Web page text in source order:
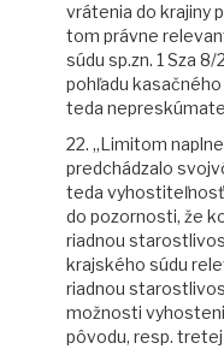
vrátenia do krajiny
tom právne
súdu sp.zn. 1 Sza
pohľadu
teda
22. „Limitom
predchádzalo
teda vyhostiteľnosť
do pozornosti, že
riadnou
krajského súdu
riadnou
možnosti
pôvodu, resp.